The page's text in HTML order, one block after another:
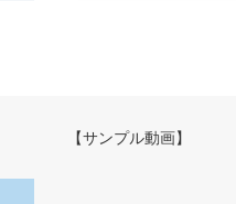
【サンプル動画】